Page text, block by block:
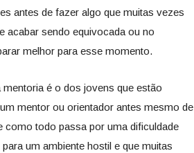
antes de fazer algo que muitas vezes
acabar sendo equivocada ou no
melhor para esse momento.
é o dos jovens que estão
mentor ou orientador antes mesmo de
como todo passa por uma dificuldade
um ambiente hostil e que muitas